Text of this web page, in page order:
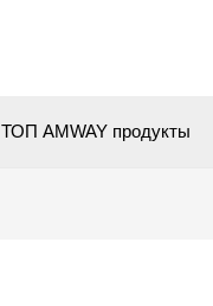
ТОП AMWAY продукты